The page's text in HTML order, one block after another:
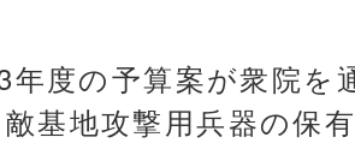
年度の予算案が衆院を
基地攻撃用兵器の保